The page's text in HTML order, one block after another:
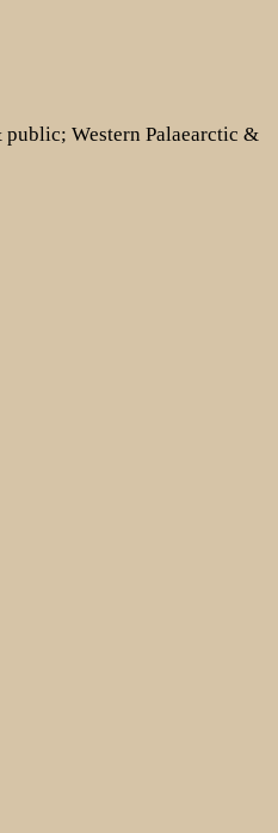
Western Palaearctic &